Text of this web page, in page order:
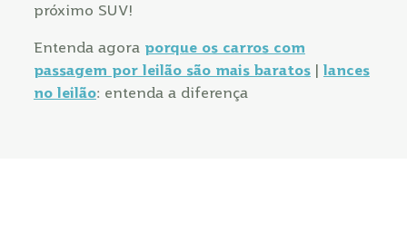
próximo SUV!
Entenda agora porque os carros com
passagem por leilão são mais baratos| lances
no leilão: entenda a diferença